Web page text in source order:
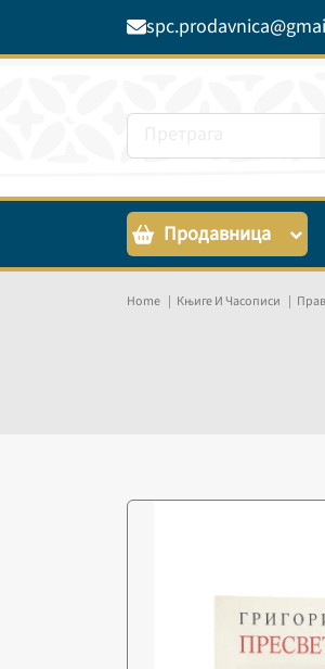
Продавница
Home Књиге И Часописи